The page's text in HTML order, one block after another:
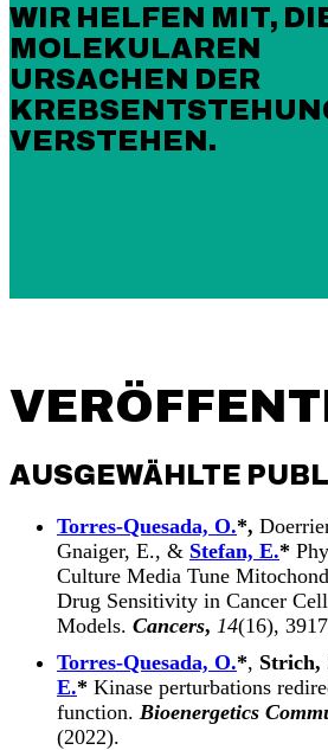
WIR HELFEN MIT,
MOLEKULAREN
URSACHEN DER
VERSTEHEN.
AUSGEWÄHLTE
Torres-Quesada, O.*,
Gnaiger, E., & Stefan, E.*
Culture Media Tune
Drug Sensitivity in Cancer Cell
Models. Cancers, 14(16),
Torres-Quesada, O.*, Strich,
E.* Kinase perturbations
function. Bioenergetics
(2022).